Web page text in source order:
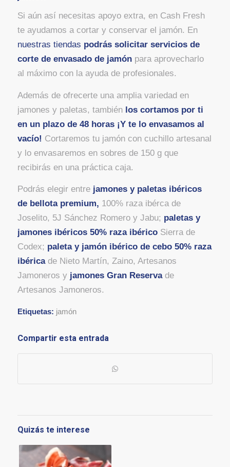
Si aún así necesitas apoyo extra, en Cash Fresh
te ayudamos a cortar y conservar el jamón. En
nuestras tiendas podrás solicitar servicios de
corte de envasado de jamón para aprovecharlo
al máximo con la ayuda de profesionales.
Además de ofrecerte una amplia variedad en
jamones y paletas, también los cortamos por ti
en un plazo de 48 horas ¡Y te lo envasamos al
vacío! Cortaremos tu jamón con cuchillo artesanal
y lo envasaremos en sobres de 150 g que
recibirás en una práctica caja.
Podrás elegir entrejamones y paletas ibéricos
de bellota premium, 100% raza ibérca de
Joselito, 5J Sánchez Romero y Jabu; paletas y
jamones ibéricos 50% raza ibéricoSierra de
Codex; paleta y jamón ibérico de cebo 50% raza
ibéricade Nieto Martín, Zaino, Artesanos
Jamoneros y jamones Gran Reservade
Artesanos Jamoneros.
Etiquetas: jamón
Compartir esta entrada
Quizás te interese